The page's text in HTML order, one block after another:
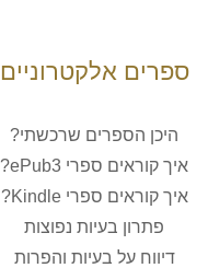
ספרים אלקטרוניים
היכן הספרים שרכשתי?
איך קוראים ספרי ePub3?
איך קוראים ספרי Kindle?
פתרון בעיות נפוצות
דיווח על בעיות והפרות